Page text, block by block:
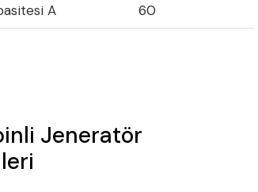
A 60
Jeneratör